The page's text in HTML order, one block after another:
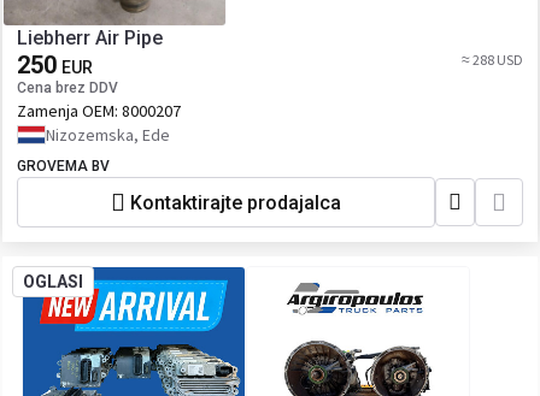
Liebherr Air Pipe
250 EUR
Cena brez DDV
≈ 288 USD
Zamenja OEM: 8000207
Nizozemska, Ede
GROVEMA BV
Kontaktirajte prodajalca
OGLASI